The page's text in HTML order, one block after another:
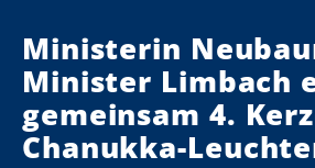
Ministerin
Minister Limbach
gemeinsam 4.
Chanukka-